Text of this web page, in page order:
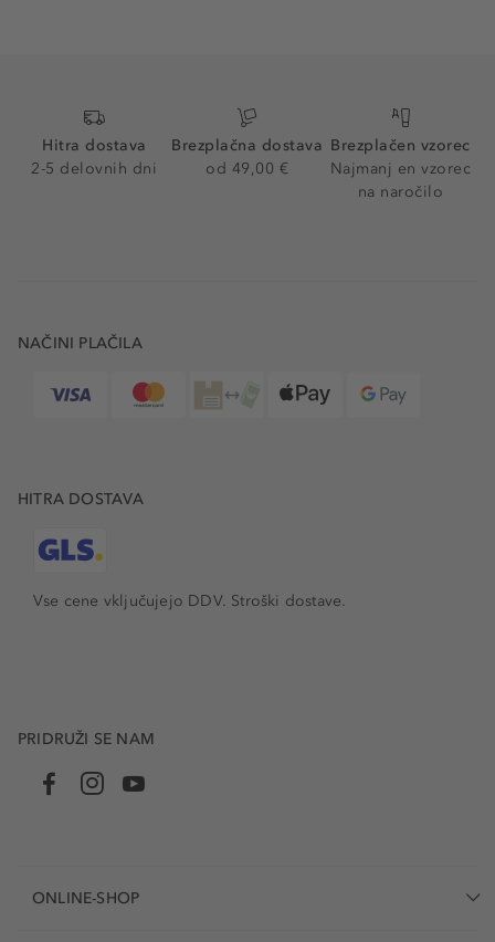
Hitra dostava
2-5 delovnih dni
Brezplačna dostava
od 49,00 €
Brezplačen vzorec
Najmanj en vzorec
na naročilo
NAČINI PLAČILA
HITRA DOSTAVA
Vse cene vključujejo DDV. Stroški dostave.
PRIDRUŽI SE NAM
ONLINE-SHOP